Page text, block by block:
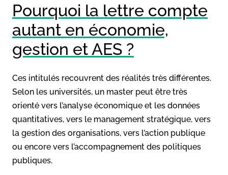
Pourquoi la lettre compte
autant en économie,
gestion et AES ?
Ces intitulés recouvrent des réalités très différentes.
Selon les universités, un master peut être très
orienté vers l’analyse économique et les données
quantitatives, vers le management stratégique, vers
la gestion des organisations, vers l’action publique
ou encore vers l’accompagnement des politiques
publiques.